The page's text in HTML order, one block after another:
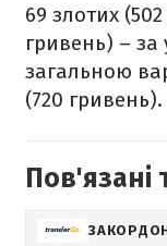
69 злотих
гривень) –
загальною
(720 гривень).
Пов'язані